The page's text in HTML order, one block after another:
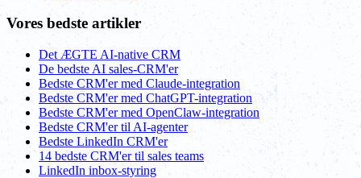
Vores bedste artikler
Det ÆGTE AI-native CRM
De bedste AI sales-CRM'er
Bedste CRM'er med Claude-integration
Bedste CRM'er med ChatGPT-integration
Bedste CRM'er med OpenClaw-integration
Bedste CRM'er til AI-agenter
Bedste LinkedIn CRM'er
14 bedste CRM'er til sales teams
LinkedIn inbox-styring